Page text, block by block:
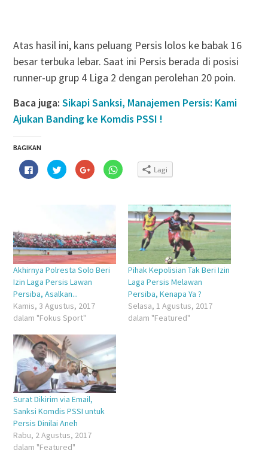
Atas hasil ini, kans peluang Persis lolos ke babak 16
besar terbuka lebar. Saat ini Persis berada di posisi
runner-up grup 4 Liga 2 dengan perolehan 20 poin.
Baca juga: Sikapi Sanksi, Manajemen Persis: Kami
Ajukan Banding ke Komdis PSSI !
BAGIKAN
Klik
untuk
membagikan
Klik
untuk
berbagi
Klik
untuk
berbagi
baru)
Klik
untuk
jendela
yang
baru)
Lagi
Akhirnya Polresta Solo Beri
Izin Laga Persis Lawan
Persiba, Asalkan...
Kamis, 3 Agustus, 2017
dalam "Fokus Sport"
Pihak Kepolisian Tak Beri Izin
Laga Persis Melawan
Persiba, Kenapa Ya ?
Selasa, 1 Agustus, 2017
dalam "Featured"
Surat Dikirim via Email,
Sanksi Komdis PSSI untuk
Persis Dinilai Aneh
Rabu, 2 Agustus, 2017
dalam "Featured"